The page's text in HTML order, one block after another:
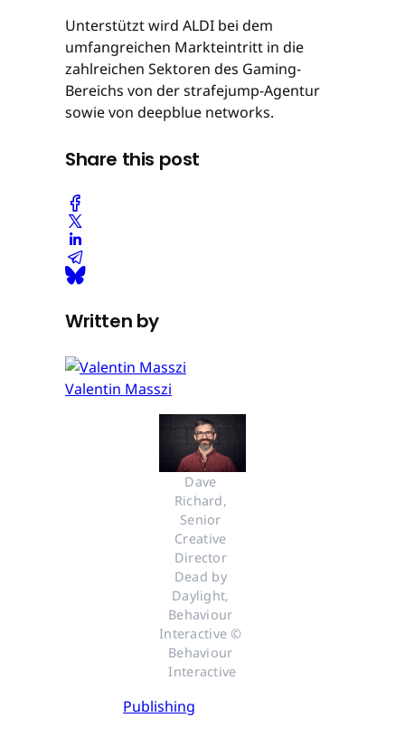
Unterstützt wird ALDI bei dem
umfangreichen Markteintritt in die
zahlreichen Sektoren des Gaming-
Bereichs von der strafejump-Agentur
sowie von deepblue networks.
Share this post
Written by
Valentin Masszi
Dave
Richard,
Senior
Creative
Director
Dead by
Daylight,
Behaviour
Interactive ©
Behaviour
Interactive
Publishing